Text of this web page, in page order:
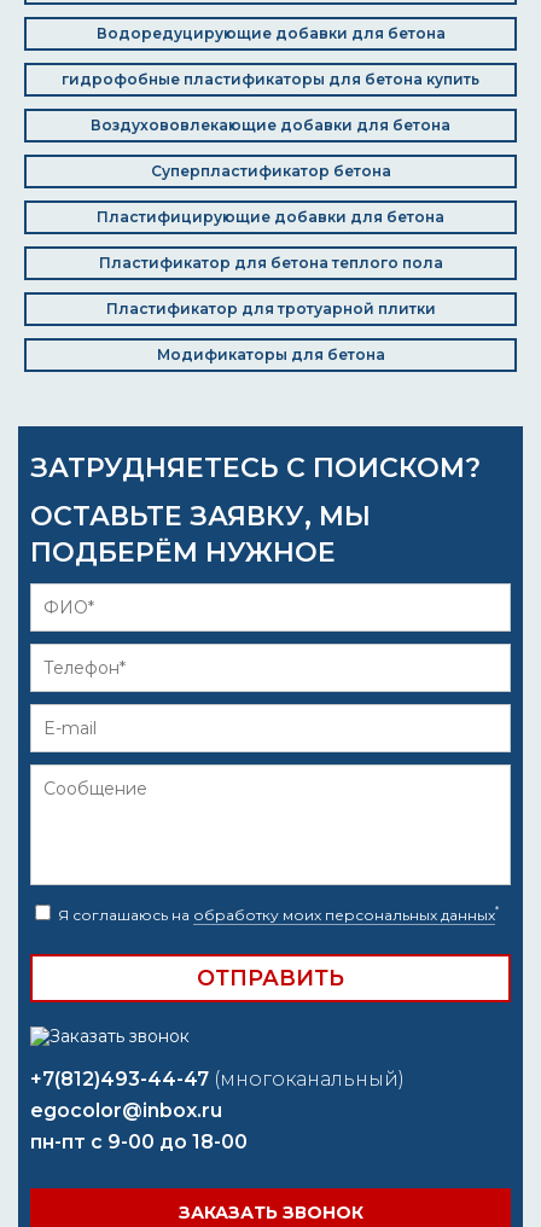
Водоредуцирующие добавки для бетона
гидрофобные пластификаторы для бетона купить
Воздухововлекающие добавки для бетона
Суперпластификатор бетона
Пластифицирующие добавки для бетона
Пластификатор для бетона теплого пола
Пластификатор для тротуарной плитки
Модификаторы для бетона
ЗАТРУДНЯЕТЕСЬ С ПОИСКОМ?
ОСТАВЬТЕ ЗАЯВКУ, МЫ
ПОДБЕРЁМ НУЖНОЕ
Я соглашаюсь на обработку моих персональных данных*
+7(812)493-44-47 (многоканальный)
egocolor@inbox.ru
пн-пт с 9-00 до 18-00
ЗАКАЗАТЬ ЗВОНОК